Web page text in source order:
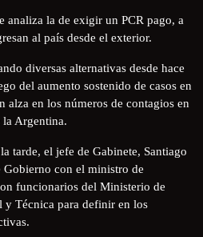
analiza la de exigir un PCR pago, a
al país desde el exterior.
diversas alternativas desde hace
del aumento sostenido de casos en
alza en los números de contagios en
la Argentina.
tarde, el jefe de Gabinete, Santiago
Gobierno con el ministro de
funcionarios del Ministerio de
y Técnica para definir en los